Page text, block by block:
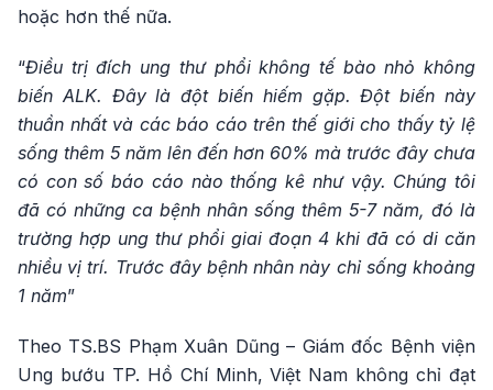
hoặc hơn thế nữa.
“Điều trị đích ung thư phổi không tế bào nhỏ không
biến ALK. Đây là đột biến hiếm gặp. Đột biến này
thuần nhất và các báo cáo trên thế giới cho thấy tỷ lệ
sống thêm 5 năm lên đến hơn 60% mà trước đây chưa
có con số báo cáo nào thống kê như vậy. Chúng tôi
đã có những ca bệnh nhân sống thêm 5-7 năm, đó là
trường hợp ung thư phổi giai đoạn 4 khi đã có di căn
nhiều vị trí. Trước đây bệnh nhân này chỉ sống khoảng
1 năm”
Theo TS.BS Phạm Xuân Dũng – Giám đốc Bệnh viện
Ung bướu TP. Hồ Chí Minh, Việt Nam không chỉ đạt